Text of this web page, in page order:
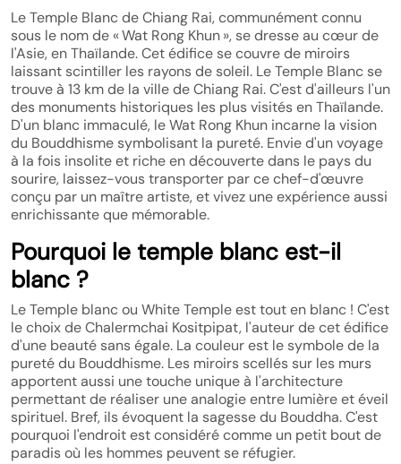
Le Temple Blanc de Chiang Rai, communément connu
sous le nom de « Wat Rong Khun », se dresse au cœur de
l'Asie, en Thaïlande. Cet édifice se couvre de miroirs
laissant scintiller les rayons de soleil. Le Temple Blanc se
trouve à 13 km de la ville de Chiang Rai. C'est d'ailleurs l'un
des monuments historiques les plus visités en Thaïlande.
D'un blanc immaculé, le Wat Rong Khun incarne la vision
du Bouddhisme symbolisant la pureté. Envie d'un voyage
à la fois insolite et riche en découverte dans le pays du
sourire, laissez-vous transporter par ce chef-d'œuvre
conçu par un maître artiste, et vivez une expérience aussi
enrichissante que mémorable.
Pourquoi le temple blanc est-il
blanc ?
Le Temple blanc ou White Temple est tout en blanc ! C'est
le choix de Chalermchai Kositpipat, l'auteur de cet édifice
d'une beauté sans égale. La couleur est le symbole de la
pureté du Bouddhisme. Les miroirs scellés sur les murs
apportent aussi une touche unique à l'architecture
permettant de réaliser une analogie entre lumière et éveil
spirituel. Bref, ils évoquent la sagesse du Bouddha. C'est
pourquoi l'endroit est considéré comme un petit bout de
paradis où les hommes peuvent se réfugier.